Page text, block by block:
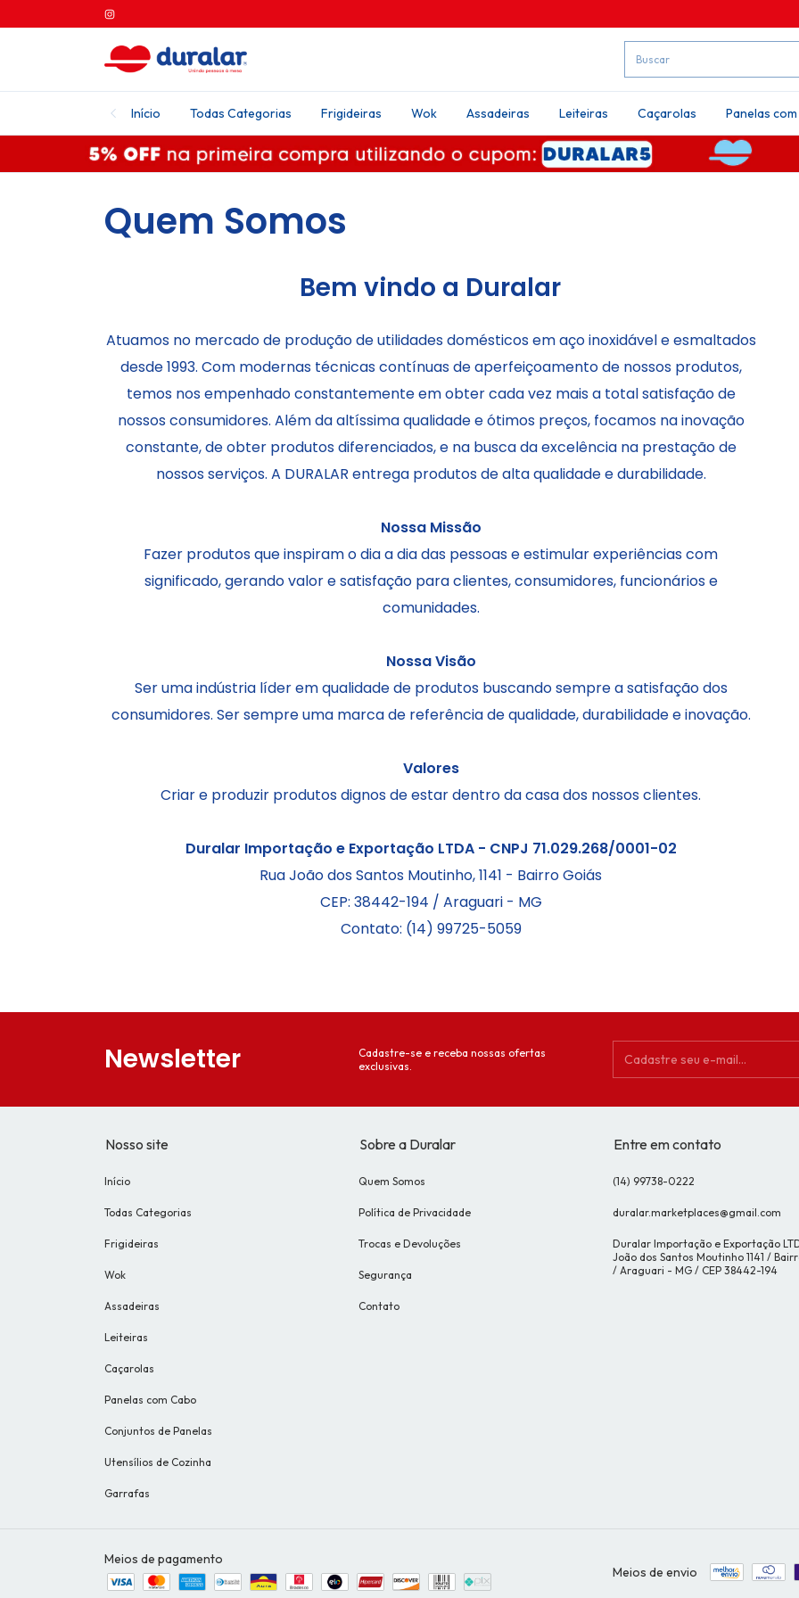
Início Todas Categorias Frigideiras Wok Assadeiras Leiteiras Caçarolas Panelas
Quem Somos
Bem vindo a Duralar
Atuamos no mercado de produção de utilidades domésticos em aço inoxidável e esmaltados
desde 1993. Com modernas técnicas contínuas de aperfeiçoamento de nossos produtos,
temos nos empenhado constantemente em obter cada vez mais a total satisfação de
nossos consumidores. Além da altíssima qualidade e ótimos preços, focamos na inovação
constante, de obter produtos diferenciados, e na busca da excelência na prestação de
nossos serviços. A DURALAR entrega produtos de alta qualidade e durabilidade.
Nossa Missão
Fazer produtos que inspiram o dia a dia das pessoas e estimular experiências com
significado, gerando valor e satisfação para clientes, consumidores, funcionários e
comunidades.
Nossa Visão
Ser uma indústria líder em qualidade de produtos buscando sempre a satisfação dos
consumidores. Ser sempre uma marca de referência de qualidade, durabilidade e inovação.
Valores
Criar e produzir produtos dignos de estar dentro da casa dos nossos clientes.
Duralar Importação e Exportação LTDA - CNPJ 71.029.268/0001-02
Rua João dos Santos Moutinho, 1141 - Bairro Goiás
CEP: 38442-194 / Araguari - MG
Contato: (14) 99725-5059
Newsletter
Cadastre-se e receba nossas ofertas
exclusivas.
Nosso site
Início
Todas Categorias
Frigideiras
Wok
Assadeiras
Leiteiras
Caçarolas
Panelas com Cabo
Conjuntos de Panelas
Utensílios de Cozinha
Garrafas
Sobre a Duralar
Quem Somos
Política de Privacidade
Trocas e Devoluções
Segurança
Contato
Entre em contato
(14) 99738-0222
duralar.marketplaces@gmail.com
Duralar Importação e Exportação
João dos Santos Moutinho 1141 /
/ Araguari - MG / CEP 38442-194
Meios de pagamento
Meios de envio